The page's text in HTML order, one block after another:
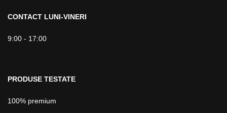
CONTACT LUNI-VINERI
9:00 - 17:00
PRODUSE TESTATE
100% premium